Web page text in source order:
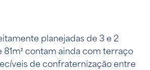
planejadas de 3 e 2
81m² contam ainda com terraço
de confraternização entre